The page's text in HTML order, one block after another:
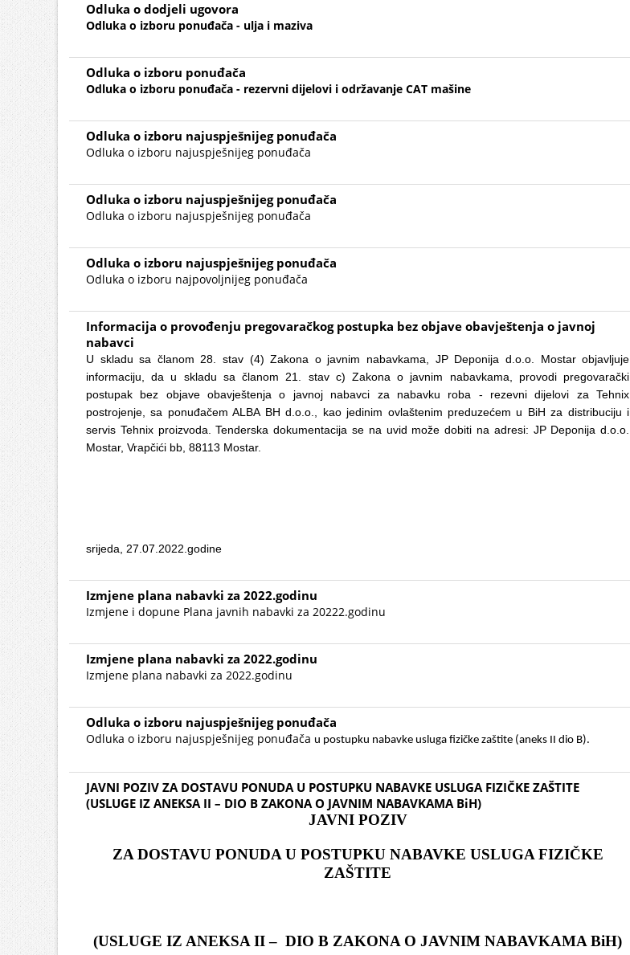
Odluka o dodjeli ugovora
Odluka o izboru ponuđača - ulja i maziva
Odluka o izboru ponuđača
Odluka o izboru ponuđača - rezervni dijelovi i održavanje CAT mašine
Odluka o izboru najuspješnijeg ponuđača
Odluka o izboru najuspješnijeg ponuđača
Odluka o izboru najuspješnijeg ponuđača
Odluka o izboru najuspješnijeg ponuđača
Odluka o izboru najuspješnijeg ponuđača
Odluka o izboru najpovoljnijeg ponuđača
Informacija o provođenju pregovaračkog postupka bez objave obavještenja o javnoj
nabavci
U skladu sa članom 28. stav (4) Zakona o javnim nabavkama, JP Deponija d.o.o. Mostar objavljuje
informaciju, da u skladu sa članom 21. stav c) Zakona o javnim nabavkama, provodi pregovarački
postupak bez objave obavještenja o javnoj nabavci za nabavku roba - rezevni dijelovi za Tehnix
postrojenje, sa ponuđačem ALBA BH d.o.o., kao jedinim ovlaštenim preduzećem u BiH za distribuciju i
servis Tehnix proizvoda. Tenderska dokumentacija se na uvid može dobiti na adresi: JP Deponija d.o.o.
Mostar, Vrapčići bb, 88113 Mostar.
srijeda, 27.07.2022.godine
Izmjene plana nabavki za 2022.godinu
Izmjene i dopune Plana javnih nabavki za 20222.godinu
Izmjene plana nabavki za 2022.godinu
Izmjene plana nabavki za 2022.godinu
Odluka o izboru najuspješnijeg ponuđača
Odluka o izboru najuspješnijeg ponuđača u postupku nabavke usluga fizičke zaštite (aneks II dio B).
JAVNI POZIV ZA DOSTAVU PONUDA U POSTUPKU NABAVKE USLUGA FIZIČKE ZAŠTITE
(USLUGE IZ ANEKSA II – DIO B ZAKONA O JAVNIM NABAVKAMA BiH)
JAVNI POZIV
ZA DOSTAVU PONUDA U POSTUPKUNABAVKE USLUGA FIZIČKE
ZAŠTITE
(USLUGE IZ ANEKSA II – DIO B ZAKONA O JAVNIM NABAVKAMA BiH)